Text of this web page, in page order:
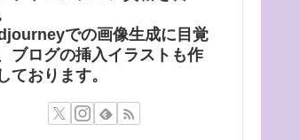
での画像生成に目覚
ブログの挿入イラストも作
ております。